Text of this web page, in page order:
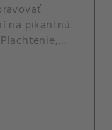
na pikantnú.